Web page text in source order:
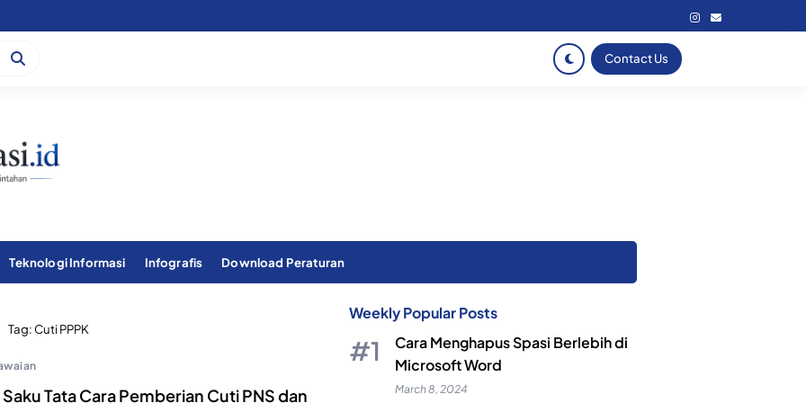
Contact Us
Teknologi Informasi Infografis Download Peraturan
Tag: Cuti PPPK
Tata Cara Pemberian Cuti PNS dan
Weekly Popular Posts
Cara Menghapus Spasi Berlebih di
Microsoft Word
March 8, 2024